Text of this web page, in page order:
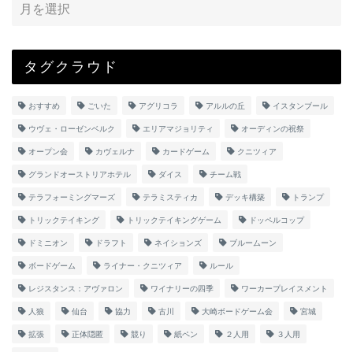
タグクラウド
おすすめ ごいた アグリコラ アルルの丘 イスタンブール
ウヴェ・ローゼンベルク エリアマジョリティ オーディンの祝祭
オープン会 カヴェルナ カードゲーム クニツィア
グランドオーストリアホテル ダイス チーム戦
テラフォーミングマーズ テラミスティカ デッキ構築 トランプ
トリックテイキング トリックテイキングゲーム ドッペルコップ
ドミニオン ドラフト ネイションズ ブルームーン
ボードゲーム ライナー・クニツィア ルール
レジスタンス：アヴァロン ワイナリーの四季 ワーカープレイスメント
人狼 仙台 協力 古川 大崎ボードゲーム会 宮城
拡張 正体隠匿 競り 紙ペン ２人用 ３人用